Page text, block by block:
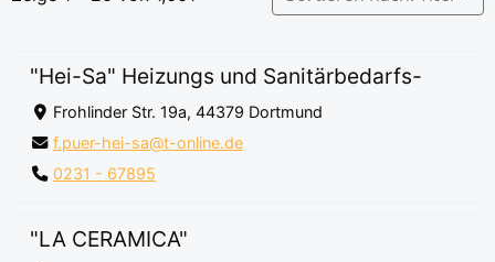
"Hei-Sa" Heizungs und Sanitärbedarfs-
Frohlinder Str. 19a, 44379 Dortmund
f.puer-hei-sa@t-online.de
0231 - 67895
"LA CERAMICA"